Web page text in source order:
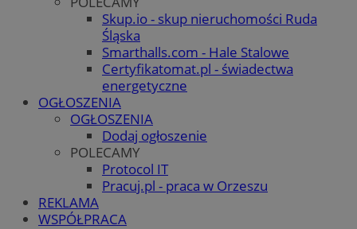
Skup.io - skup nieruchomości Ruda
Śląska
Smarthalls.com - Hale Stalowe
Certyfikatomat.pl - świadectwa
energetyczne
OGŁOSZENIA
OGŁOSZENIA
Dodaj ogłoszenie
POLECAMY
Protocol IT
Pracuj.pl - praca w Orzeszu
REKLAMA
WSPÓŁPRACA